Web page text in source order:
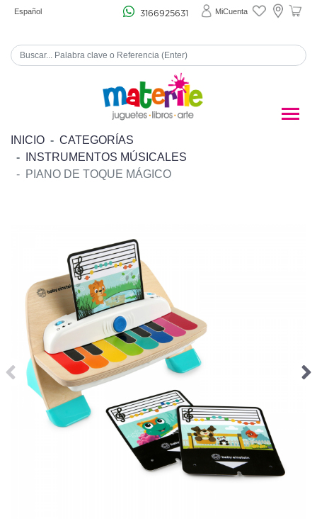
Español 3166925631 MiCuenta
INICIO
CATEGORÍAS
INSTRUMENTOS MÚSICALES
PIANO DE TOQUE MÁGICO